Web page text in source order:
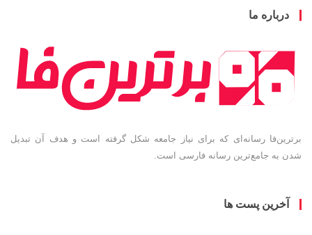
درباره ما
برترین‌فا رسانه‌ای که برای نیاز جامعه شکل گرفته است و هدف آن تبدیل
شدن به جامع‌ترین رسانه فارسی است.
آخرین پست ها